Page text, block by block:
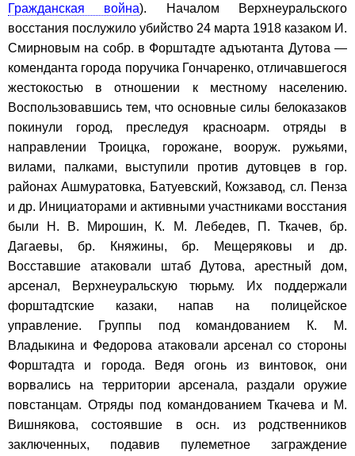
Гражданская война). Началом Верхнеуральского
восстания послужило убийство 24 марта 1918 казаком И.
Смирновым на собр. в Форштадте адъютанта Дутова —
коменданта города поручика Гончаренко, отличавшегося
жестокостью в отношении к местному населению.
Воспользовавшись тем, что основные силы белоказаков
покинули город, преследуя красноарм. отряды в
направлении Троицка, горожане, вооруж. ружьями,
вилами, палками, выступили против дутовцев в гор.
районах Ашмуратовка, Батуевский, Кожзавод, сл. Пенза
и др. Инициаторами и активными участниками восстания
были Н. В. Мирошин, К. М. Лебедев, П. Ткачев, бр.
Дагаевы, бр. Княжины, бр. Мещеряковы и др.
Восставшие атаковали штаб Дутова, арестный дом,
арсенал, Верхнеуральскую тюрьму. Их поддержали
форштадтские казаки, напав на полицейское
управление. Группы под командованием К. М.
Владыкина и Федорова атаковали арсенал со стороны
Форштадта и города. Ведя огонь из винтовок, они
ворвались на территории арсенала, раздали оружие
повстанцам. Отряды под командованием Ткачева и М.
Вишнякова, состоявшие в осн. из родственников
заключенных, подавив пулеметное заграждение